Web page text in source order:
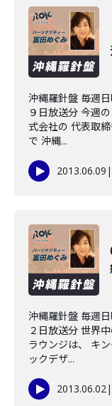
沖縄羅針盤 毎週
９日放送分 今週
式会社の 代表取
で 沖縄...
2013.06.09 |
沖縄羅針盤 毎週
２日放送分 世界
ラウンジは、 キ
ックデザ...
2013.06.02|